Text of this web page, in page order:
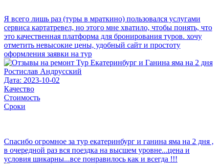
Я всего лишь раз (туры в мраткино) пользовался услугами
сервиса картатревел, но этого мне хватило, чтобы понять, что
это качественная платформа для бронирования туров. хочу
отметить невысокие цены, удобный сайт и простоту
оформления заявки на тур
Ростислав Андрусский
Дата: 2023-10-02
Качество
Стоимость
Сроки
Спасибо огромное за тур екатеринбург и ганина яма на 2 дня ,
в очередной раз вся поездка на высшем уровне...цена и
условия шикарны...все понравилось как и всегда !!!